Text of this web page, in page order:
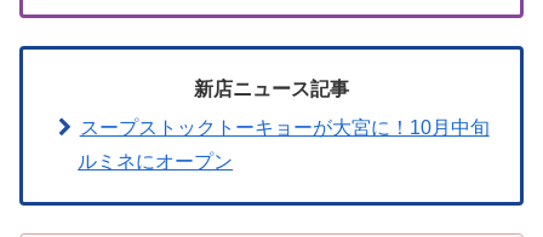
新店ニュース記事
スープストックトーキョーが大宮に！10月中旬
ルミネにオープン